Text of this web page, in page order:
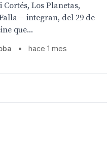
Los Planetas,
integran, del 29 de
que...
• hace 1 mes